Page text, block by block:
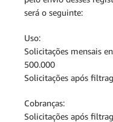
será o seguinte:
Uso:
Solicitações mensais
500.000
Solicitações após
Cobranças:
Solicitações após